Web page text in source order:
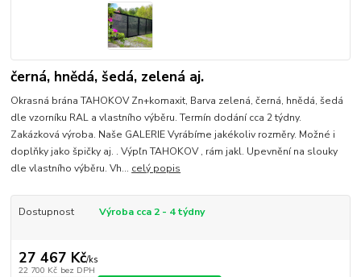
černá, hnědá, šedá, zelená aj.
Okrasná brána TAHOKOV Zn+komaxit, Barva zelená, černá, hnědá, šedá
dle vzorníku RAL a vlastního výběru. Termín dodání cca 2 týdny.
Zakázková výroba. Naše GALERIE Vyrábíme jakékoliv rozměry. Možné i
doplňky jako špičky aj. . Výpľn TAHOKOV , rám jakl. Upevnění na slouky
dle vlastního výběru. Vh... celý popis
Dostupnost Výroba cca 2 - 4 týdny
27 467 Kč/ks
22 700 Kč bez DPH